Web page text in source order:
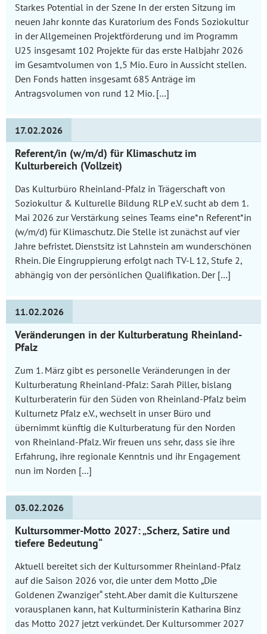
Starkes Potential in der Szene In der ersten Sitzung im
neuen Jahr konnte das Kuratorium des Fonds Soziokultur
in der Allgemeinen Projektförderung und im Programm
U25 insgesamt 102 Projekte für das erste Halbjahr 2026
im Gesamtvolumen von 1,5 Mio. Euro in Aussicht stellen.
Den Fonds hatten insgesamt 685 Anträge im
Antragsvolumen von rund 12 Mio. […]
17.02.2026
Referent/in (w/m/d) für Klimaschutz im
Kulturbereich (Vollzeit)
Das Kulturbüro Rheinland-Pfalz in Trägerschaft von
Soziokultur & Kulturelle Bildung RLP e.V. sucht ab dem 1.
Mai 2026 zur Verstärkung seines Teams eine*n Referent*in
(w/m/d) für Klimaschutz. Die Stelle ist zunächst auf vier
Jahre befristet. Dienstsitz ist Lahnstein am wunderschönen
Rhein. Die Eingruppierung erfolgt nach TV-L 12, Stufe 2,
abhängig von der persönlichen Qualifikation. Der […]
11.02.2026
Veränderungen in der Kulturberatung Rheinland-
Pfalz
Zum 1. März gibt es personelle Veränderungen in der
Kulturberatung Rheinland-Pfalz: Sarah Piller, bislang
Kulturberaterin für den Süden von Rheinland-Pfalz beim
Kulturnetz Pfalz e.V., wechselt in unser Büro und
übernimmt künftig die Kulturberatung für den Norden
von Rheinland-Pfalz. Wir freuen uns sehr, dass sie ihre
Erfahrung, ihre regionale Kenntnis und ihr Engagement
nun im Norden […]
03.02.2026
Kultursommer-Motto 2027: „Scherz, Satire und
tiefere Bedeutung“
Aktuell bereitet sich der Kultursommer Rheinland-Pfalz
auf die Saison 2026 vor, die unter dem Motto „Die
Goldenen Zwanziger“ steht. Aber damit die Kulturszene
vorausplanen kann, hat Kulturministerin Katharina Binz
das Motto 2027 jetzt verkündet. Der Kultursommer 2027